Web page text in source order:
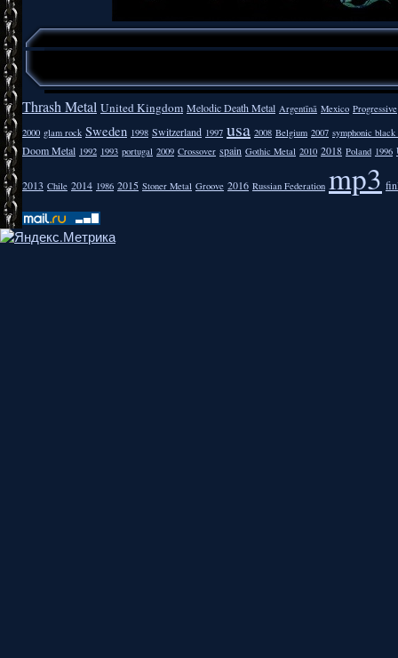
Thrash Metal United Kingdom Melodic Death Metal Argentīnā Mexico Progressive
2000 glam rock Sweden 1998 Switzerland 1997 usa 2008 Belgium 2007 symphonic
Doom Metal 1992 1993 portugal 2009 Crossover spain Gothic Metal 2010 2018 Poland 1996
2013 Chile 2014 1986 2015 Stoner Metal Groove 2016 Russian Federation mp3